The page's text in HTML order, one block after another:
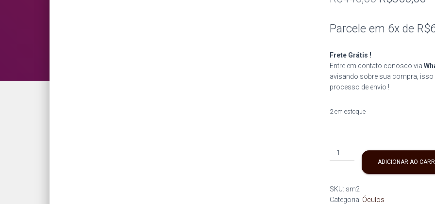
original
R$440,00.
Parcele em 6x de R$
Frete Grátis !
Entre em contato conosco via
avisando sobre sua compra,
processo de envio !
2 em estoque
SM-
2
quantidade
ADICIONAR AO
SKU: sm2
Categoria: Óculos